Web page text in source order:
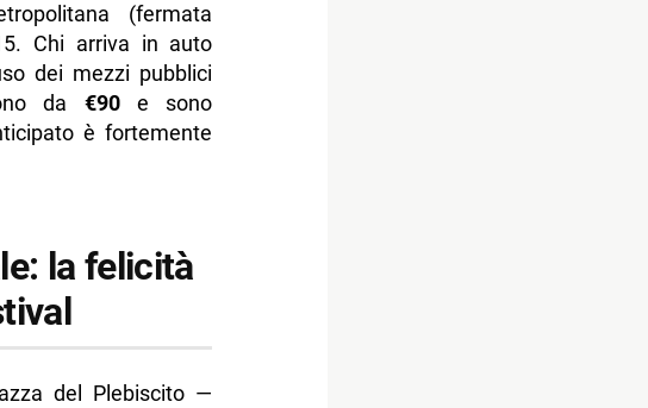
(fermata
Chi arriva in auto
dei mezzi pubblici
da €90e sono
è fortemente
la felicità
del Plebiscito —